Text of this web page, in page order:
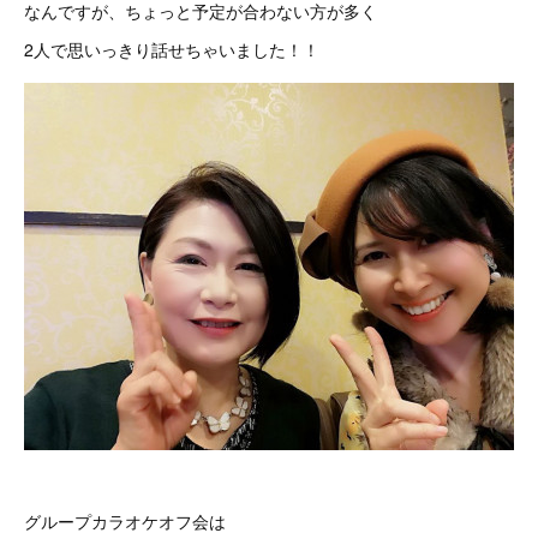
なんですが、ちょっと予定が合わない方が多く
2人で思いっきり話せちゃいました！！
グループカラオケオフ会は